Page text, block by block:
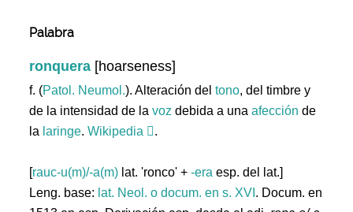
Palabra
ronquera [hoarseness]
f. (Patol. Neumol.). Alteración deltono, del timbre y
de la intensidad de lavoz debida a unaafección de
la laringe.Wikipedia .
[rauc-u(m)/-a(m) lat. 'ronco' +-era esp. del lat.]
Leng. base: lat. Neol. o docum. en s. XVI . Docum. en